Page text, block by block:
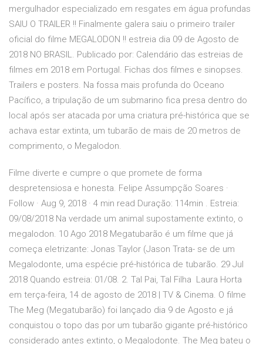
mergulhador especializado em resgates em água profundas
SAIU O TRAILER !! Finalmente galera saiu o primeiro trailer
oficial do filme MEGALODON !! estreia dia 09 de Agosto de
2018 NO BRASIL. Publicado por: Calendário das estreias de
filmes em 2018 em Portugal. Fichas dos filmes e sinopses.
Trailers e posters. Na fossa mais profunda do Oceano
Pacífico, a tripulação de um submarino fica presa dentro do
local após ser atacada por uma criatura pré-histórica que se
achava estar extinta, um tubarão de mais de 20 metros de
comprimento, o Megalodon.
Filme diverte e cumpre o que promete de forma
despretensiosa e honesta. Felipe Assumpção Soares ·
Follow · Aug 9, 2018 · 4 min read Duração: 114min . Estreia:
09/08/2018 Na verdade um animal supostamente extinto, o
megalodon. 10 Ago 2018 Megatubarão é um filme que já
começa eletrizante: Jonas Taylor (Jason Trata- se de um
Megalodonte, uma espécie pré-histórica de tubarão. 29 Jul
2018 Quando estreia: 01/08. 2. Tal Pai, Tal Filha Laura Horta
em terça-feira, 14 de agosto de 2018 | TV & Cinema. O filme
The Meg (Megatubarão) foi lançado dia 9 de Agosto e já
conquistou o topo das por um tubarão gigante pré-histórico
considerado antes extinto, o Megalodonte. The Meg bateu o